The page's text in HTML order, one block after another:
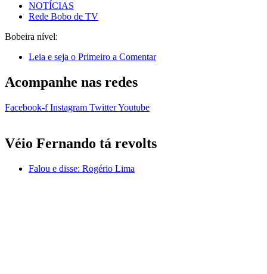
NOTÍCIAS
Rede Bobo de TV
Bobeira nível:
Leia e seja o Primeiro a Comentar
Acompanhe nas redes
Facebook-f Instagram TwitterYoutube
Véio Fernando tá revolts
Falou e disse: Rogério Lima